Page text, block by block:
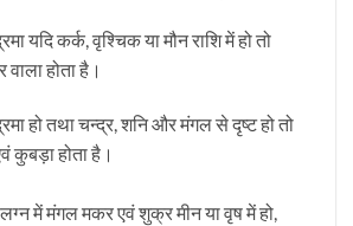
यदि कर्क, वृश्चिक या मौन राशि में हो तो
होता है।
हो तथा चन्द्र, शनि और मंगल से दृष्ट हो तो
कुबड़ा होता है।
में मंगल मकर एवं शुक्र मीन या वृष में हो,